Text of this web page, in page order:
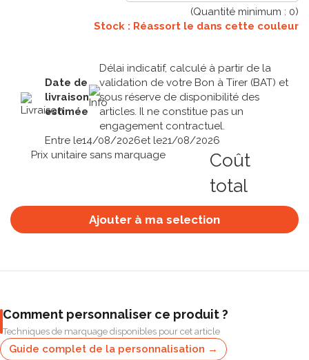
(Quantité minimum : 0)
Stock : Réassort le dans cette couleur
Date de
livraison
estimée
Délai indicatif, calculé à partir de la
validation de votre Bon à Tirer (BAT) et
sous réserve de disponibilité des
articles. Il ne constitue pas un
engagement contractuel.
Entre le14/08/2026et le21/08/2026
Prix unitaire sans marquage
Coût
total
Ajouter à ma selection
Comment personnaliser ce produit ?
Techniques de marquage disponibles pour cet article
Guide complet de la personnalisation →